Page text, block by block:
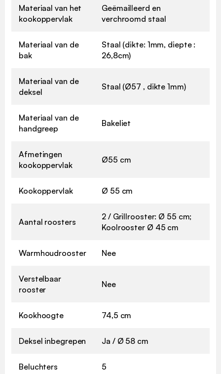
Materiaal van het
kookoppervlak
Geëmailleerd en
verchroomd staal
Materiaal van de
bak
Staal (dikte: 1mm, diepte :
26,8cm)
Materiaal van de
deksel
Staal (Ø57 , dikte 1mm)
Materiaal van de
handgreep
Bakeliet
Afmetingen
kookoppervlak
Ø55 cm
Kookoppervlak Ø 55 cm
Aantal roosters
2 / Grillrooster: Ø 55 cm;
Koolrooster Ø 45 cm
Warmhoudrooster Nee
Verstelbaar
rooster
Nee
Kookhoogte 74,5 cm
Deksel inbegrepen Ja / Ø 58 cm
Beluchters 5